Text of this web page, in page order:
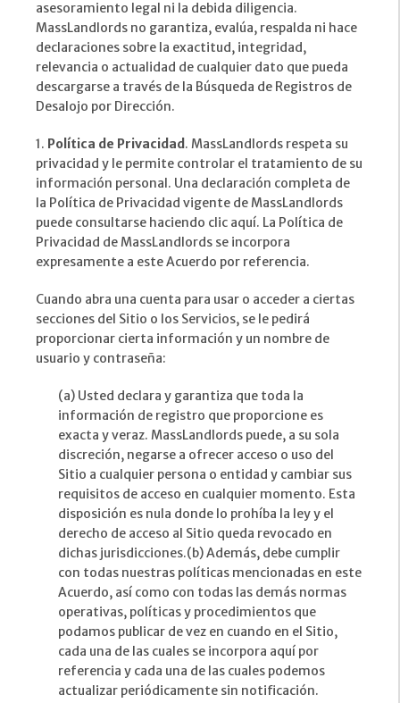
asesoramiento legal ni la debida diligencia.
MassLandlords no garantiza, evalúa, respalda ni hace
declaraciones sobre la exactitud, integridad,
relevancia o actualidad de cualquier dato que pueda
descargarse a través de la Búsqueda de Registros de
Desalojo por Dirección.
1. Política de Privacidad . MassLandlords respeta su
privacidad y le permite controlar el tratamiento de su
información personal. Una declaración completa de
la Política de Privacidad vigente de MassLandlords
puede consultarse haciendo clic aquí. La Política de
Privacidad de MassLandlords se incorpora
expresamente a este Acuerdo por referencia.
Cuando abra una cuenta para usar o acceder a ciertas
secciones del Sitio o los Servicios, se le pedirá
proporcionar cierta información y un nombre de
usuario y contraseña:
(a) Usted declara y garantiza que toda la
información de registro que proporcione es
exacta y veraz. MassLandlords puede, a su sola
discreción, negarse a ofrecer acceso o uso del
Sitio a cualquier persona o entidad y cambiar sus
requisitos de acceso en cualquier momento. Esta
disposición es nula donde lo prohíba la ley y el
derecho de acceso al Sitio queda revocado en
dichas jurisdicciones.(b) Además, debe cumplir
con todas nuestras políticas mencionadas en este
Acuerdo, así como con todas las demás normas
operativas, políticas y procedimientos que
podamos publicar de vez en cuando en el Sitio,
cada una de las cuales se incorpora aquí por
referencia y cada una de las cuales podemos
actualizar periódicamente sin notificación.